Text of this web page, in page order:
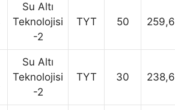
Su Altı
Teknolojisi
-2
TYT 50
Su Altı
Teknolojisi
-2
TYT 30